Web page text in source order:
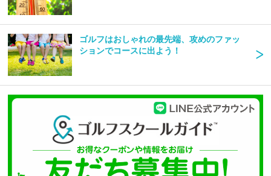
ゴルフはおしゃれの最先端、攻めのファッ
ションでコースに出よう！